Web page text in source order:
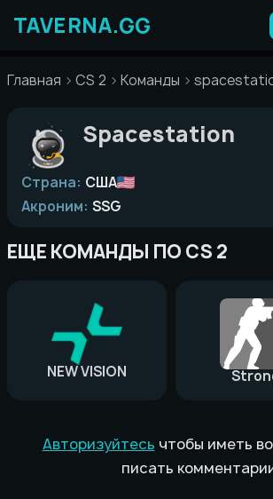
содержимому
Главная CS 2 Команды
Spacestation
Страна: США
Акроним: SSG
ЕЩЕ КОМАНДЫ ПО CS 2
NEW VISION
Авторизуйтесь чтобы иметь
писать